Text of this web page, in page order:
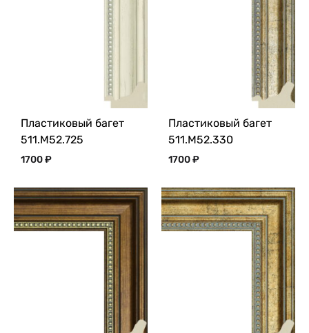
Пластиковый багет
511.M52.725
1700₽
Пластиковый багет
511.M52.330
1700₽